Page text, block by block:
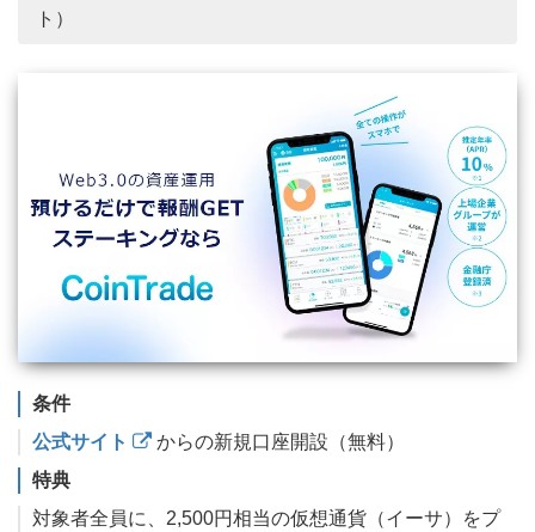
ト）
条件
公式サイト
からの新規口座開設（無料）
特典
対象者全員に、2,500円相当の仮想通貨（イーサ）をプ